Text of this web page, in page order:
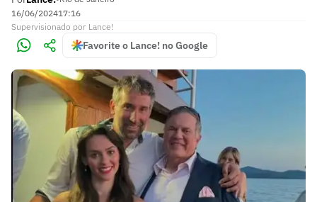
16/06/202417:16
Supervisionado por Lance!
Favorite o Lance! no Google